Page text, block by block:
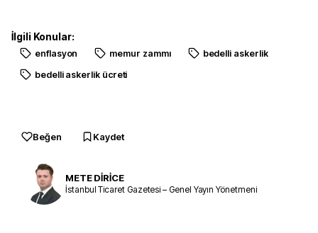
İlgili Konular:
enflasyon memur zammı
bedelli askerlik
bedelli askerlik ücreti
Beğen Kaydet
METE DİRİCE
İstanbul Ticaret Gazetesi – Genel Yayın Yönetmeni